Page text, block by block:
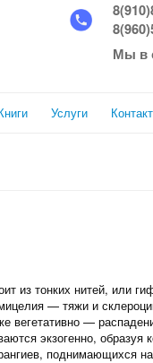
Мы в
Услуги
из тонких нитей, или
— тяжи и
вегетативно —
экзогенно,
поднимающихся